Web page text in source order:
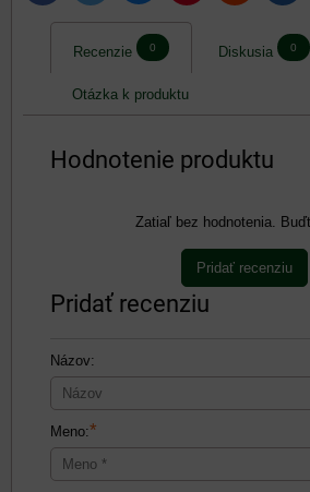
Recenzie 0 Diskusia 0
Otázka k produktu
Hodnotenie produktu
Zatiaľ bez hodnotenia.
Pridať recenziu
Pridať recenziu
Názov:
Meno:*